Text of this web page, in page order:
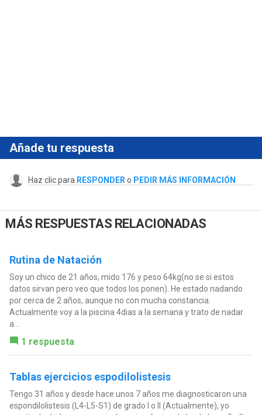
Añade tu respuesta
Haz clic para RESPONDER o PEDIR MÁS INFORMACIÓN
MÁS RESPUESTAS RELACIONADAS
Rutina de Natación
Soy un chico de 21 años, mido 176 y peso 64kg(no se si estos
datos sirvan pero veo que todos los ponen). He estado nadando
por cerca de 2 años, aunque no con mucha constancia.
Actualmente voy a la piscina 4dias a la semana y trato de nadar
a...
1 respuesta
Tablas ejercicios espodilolistesis
Tengo 31 años y desde hace unos 7 años me diagnosticaron una
espondilolistesis (L4-L5-S1) de grado I o II (Actualmente), yo